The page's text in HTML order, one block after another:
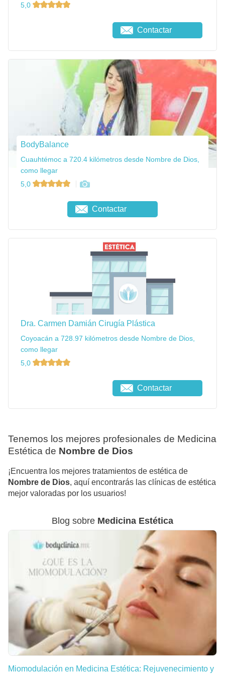
5,0
Contactar
BodyBalance
Cuauhtémoc a 720.4 kilómetros desde Nombre de Dios,
como llegar
5,0
Contactar
Dra. Carmen Damián Cirugía Plástica
Coyoacán a 728.97 kilómetros desde Nombre de Dios,
como llegar
5,0
Contactar
Tenemos los mejores profesionales de Medicina
Estética de Nombre de Dios
¡Encuentra los mejores tratamientos de estética de
Nombre de Dios, aquí encontrarás las clínicas de estética
mejor valoradas por los usuarios!
Blog sobre Medicina Estética
Miomodulación en Medicina Estética: Rejuvenecimiento y